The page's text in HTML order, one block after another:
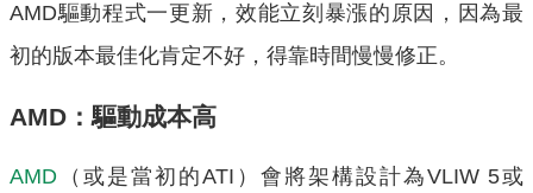
AMD驅動程式一更新，效能立刻暴漲的原因，因為最
初的版本最佳化肯定不好，得靠時間慢慢修正。
AMD：驅動成本高
AMD （或是當初的ATI）會將架構設計為VLIW 5或